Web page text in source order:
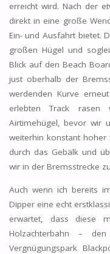
erreicht wird. Nach der
direkt in eine große
Ein- und Ausfahrt bietet.
großen Hügel und
Blick auf den Beach
just oberhalb der
werdenden Kurve
erlebten Track
Airtimehügel, bevor wir
weiterhin konstant hoher
durch das Gebälk und
wir in der Bremsstrecke
Auch wenn ich bereits
Dipper eine echt
erwartet, dass diese
Holzachterbahn –
Vergnügungspark